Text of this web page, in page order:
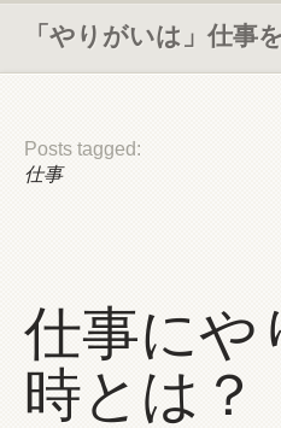
「やりがいは」仕事
Posts tagged:
仕事
仕事にや
時とは？